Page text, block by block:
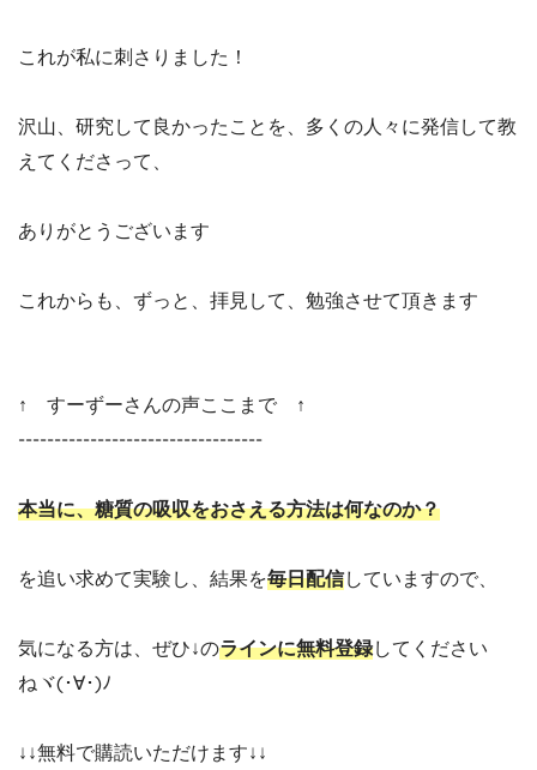
これが私に刺さりました！
沢山、研究して良かったことを、多くの人々に発信して教
えてくださって、
ありがとうございます
これからも、ずっと、拝見して、勉強させて頂きます
↑ すーずーさんの声ここまで ↑
----------------------------------
本当に、糖質の吸収をおさえる方法は何なのか？
を追い求めて実験し、結果を毎日配信していますので、
気になる方は、ぜひ↓のラインに無料登録してください
ねヾ(･∀･)ﾉ
↓↓無料で購読いただけます↓↓